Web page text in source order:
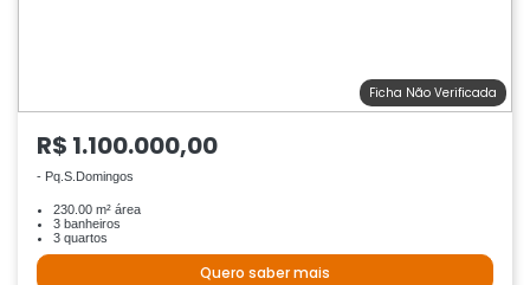
Ficha Não Verificada
R$ 1.100.000,00
- Pq.S.Domingos
230.00 m² área
3 banheiros
3 quartos
Quero saber mais